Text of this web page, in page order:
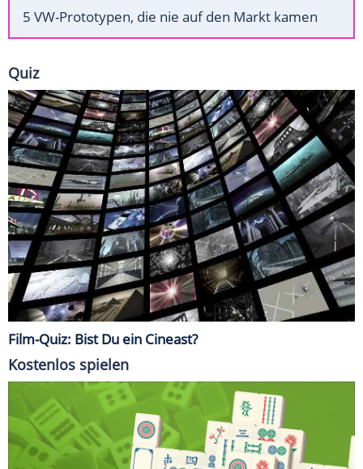
5 VW-Prototypen, die nie auf den Markt kamen
Quiz
Film-Quiz: Bist Du ein Cineast?
Kostenlos spielen